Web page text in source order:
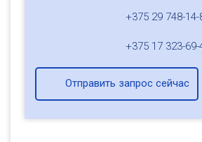
+375 29 748-
+375 17 323-69-
Отправить запрос сейчас